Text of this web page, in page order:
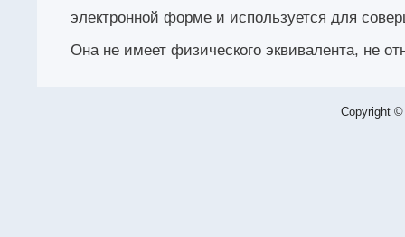
электронной форме и используется для
Она не имеет физического эквивалента, не
Copyright ©